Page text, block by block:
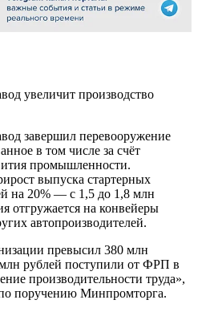
увеличит производство
завершил перевооружение
в том числе за счёт
промышленности.
выпуска стартерных
на 20% — с 1,5 до 1,8 млн
отгружается на конвейеры
автопроизводителей.
превысил 380 млн
рублей поступили от ФРП в
производительности труда»,
поручению Минпромторга.